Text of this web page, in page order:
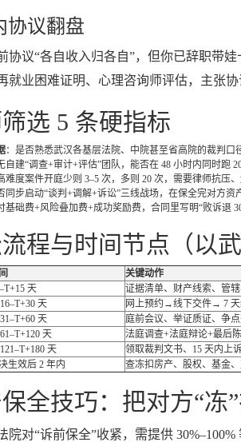
协议翻盘
协议“各自收入归各自”，但你已辞职带
就业困难证明、心理咨询师评估，主张
选 5 条硬指标
：是否熟悉武汉各基层法院、中院甚至省高院的裁判口
自建“调查+审计+评估”团队，能否在 48 小时内同时跑
难度案件开庭少则 3–5 次，多则 20 次，需要律师抗压
同步启动“谈判+调解+诉讼”三线战场，在保全完对方资
基础费+风险叠加费+成功奖励费，合同里写明“败诉退
程与时间节点（以
关键动作
天 证据清单、财产线索、管
天 网上预约→线下交件→ 7
天 庭前会议、举证质证、争
天 法庭调查+法庭辩论+最后
天 领取裁判文书、15 天内上
生效后 2 年内 查冻扣房产、股权、基金
全技巧：把对方“冻
院对“诉前保全”收紧，需提供